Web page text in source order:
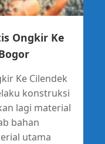
Ongkir Ke
Ke Cilendek
konstruksi
lagi material
bahan
utama